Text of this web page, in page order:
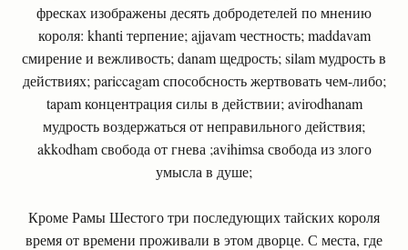
фресках изображены десять добродетелей по мнению
короля: khanti терпение; ajjavam честность; maddavam
смирение и вежливость; danam щедрость; silam мудрость в
действиях; pariccagam способсность жертвовать чем-либо;
tapam концентрация силы в действии; avirodhanam
мудрость воздержаться от неправильного действия;
akkodham свобода от гнева ;avihimsa свобода из злого
умысла в душе;
Кроме Рамы Шестого три последующих тайских короля
время от времени проживали в этом дворце. С места, где